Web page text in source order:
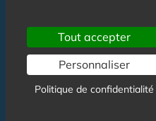
CGU
Mentions légales
Tout accepter
Personnaliser
Politique de confidentialité